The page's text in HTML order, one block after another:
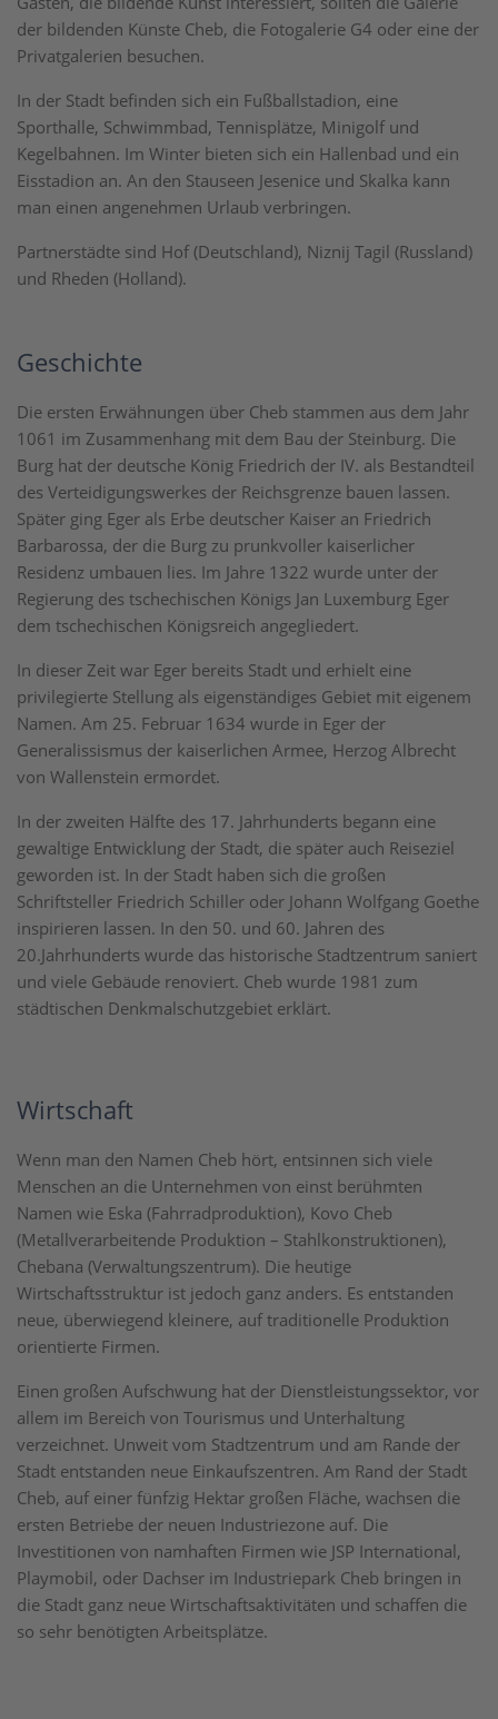
der bildenden Künste Cheb, die Fotogalerie G4 oder eine der
Privatgalerien besuchen.
In der Stadt befinden sich ein Fußballstadion, eine
Sporthalle, Schwimmbad, Tennisplätze, Minigolf und
Kegelbahnen. Im Winter bieten sich ein Hallenbad und ein
Eisstadion an. An den Stauseen Jesenice und Skalka kann
man einen angenehmen Urlaub verbringen.
Partnerstädte sind Hof (Deutschland), Niznij Tagil (Russland)
und Rheden (Holland).
Geschichte
Die ersten Erwähnungen über Cheb stammen aus dem Jahr
1061 im Zusammenhang mit dem Bau der Steinburg. Die
Burg hat der deutsche König Friedrich der IV. als Bestandteil
des Verteidigungswerkes der Reichsgrenze bauen lassen.
Später ging Eger als Erbe deutscher Kaiser an Friedrich
Barbarossa, der die Burg zu prunkvoller kaiserlicher
Residenz umbauen lies. Im Jahre 1322 wurde unter der
Regierung des tschechischen Königs Jan Luxemburg Eger
dem tschechischen Königsreich angegliedert.
In dieser Zeit war Eger bereits Stadt und erhielt eine
privilegierte Stellung als eigenständiges Gebiet mit eigenem
Namen. Am 25. Februar 1634 wurde in Eger der
Generalissismus der kaiserlichen Armee, Herzog Albrecht
von Wallenstein ermordet.
In der zweiten Hälfte des 17. Jahrhunderts begann eine
gewaltige Entwicklung der Stadt, die später auch Reiseziel
geworden ist. In der Stadt haben sich die großen
Schriftsteller Friedrich Schiller oder Johann Wolfgang Goethe
inspirieren lassen. In den 50. und 60. Jahren des
20.Jahrhunderts wurde das historische Stadtzentrum saniert
und viele Gebäude renoviert. Cheb wurde 1981 zum
städtischen Denkmalschutzgebiet erklärt.
Wirtschaft
Wenn man den Namen Cheb hört, entsinnen sich viele
Menschen an die Unternehmen von einst berühmten
Namen wie Eska (Fahrradproduktion), Kovo Cheb
(Metallverarbeitende Produktion – Stahlkonstruktionen),
Chebana (Verwaltungszentrum). Die heutige
Wirtschaftsstruktur ist jedoch ganz anders. Es entstanden
neue, überwiegend kleinere, auf traditionelle Produktion
orientierte Firmen.
Einen großen Aufschwung hat der Dienstleistungssektor, vor
allem im Bereich von Tourismus und Unterhaltung
verzeichnet. Unweit vom Stadtzentrum und am Rande der
Stadt entstanden neue Einkaufszentren. Am Rand der Stadt
Cheb, auf einer fünfzig Hektar großen Fläche, wachsen die
ersten Betriebe der neuen Industriezone auf. Die
Investitionen von namhaften Firmen wie JSP International,
Playmobil, oder Dachser im Industriepark Cheb bringen in
die Stadt ganz neue Wirtschaftsaktivitäten und schaffen die
so sehr benötigten Arbeitsplätze.